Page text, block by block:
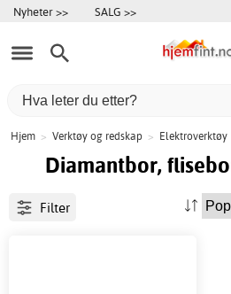
Nyheter >> SALG >>
Hjem > Verktøy og redskap > Elektroverktøy
Diamantbor,
Filter